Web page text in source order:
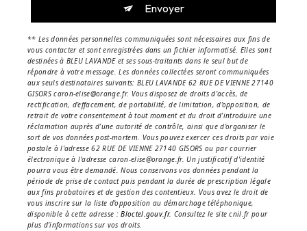
Envoyer
** Les données personnelles communiquées sont nécessaires aux fins de
vous contacter et sont enregistrées dans un fichier informatisé. Elles sont
destinées à BLEU LAVANDE et ses sous-traitants dans le seul but de
répondre à votre message. Les données collectées seront communiquées
aux seuls destinataires suivants: BLEU LAVANDE 62 RUE DE VIENNE 27140
GISORS caron-elise@orange.fr. Vous disposez de droits d’accès, de
rectification, d’effacement, de portabilité, de limitation, d’opposition, de
retrait de votre consentement à tout moment et du droit d’introduire une
réclamation auprès d’une autorité de contrôle, ainsi que d’organiser le
sort de vos données post-mortem. Vous pouvez exercer ces droits par voie
postale à l'adresse 62 RUE DE VIENNE 27140 GISORS ou par courrier
électronique à l'adresse caron-elise@orange.fr. Un justificatif d'identité
pourra vous être demandé. Nous conservons vos données pendant la
période de prise de contact puis pendant la durée de prescription légale
aux fins probatoires et de gestion des contentieux. Vous avez le droit de
vous inscrire sur la liste d'opposition au démarchage téléphonique,
disponible à cette adresse :Bloctel.gouv.fr. Consultez le site cnil.fr pour
plus d’informations sur vos droits.